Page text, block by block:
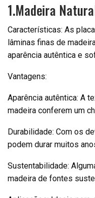
1.Madeira
Características: As
lâminas finas de
aparência autêntica e
Vantagens:
Aparência autêntica: A
madeira conferem um
Durabilidade: Com os
podem durar muitos
Sustentabilidade:
madeira de fontes